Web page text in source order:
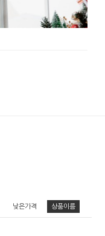
낮은가격 상품이름